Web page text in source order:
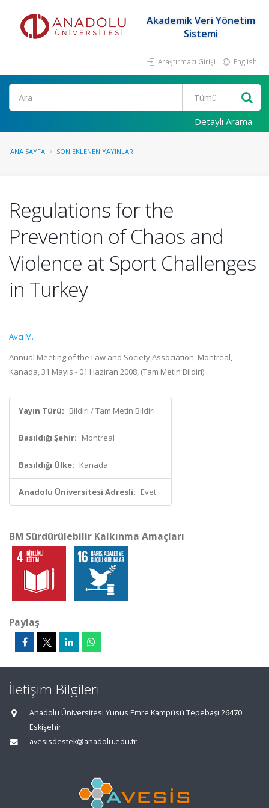
Akademik Veri Yönetim
Sistemi
Araştırmacı Girişi English
Ara
Detaylı Arama
ANA SAYFA SON EKLENEN YAYINLAR
Regulations for the
Prevention of Chaos and
Violence at Sport Challenges
in Turkey
Avcı M.
Annual Meeting of the Law and Society Association, Montreal,
Kanada, 31 Mayıs - 01 Haziran 2008, (Tam Metin Bildiri)
Yayın Türü: Bildiri / Tam Metin Bildiri
Basıldığı Şehir: Montreal
Basıldığı Ülke: Kanada
Anadolu Üniversitesi Adresli: Evet
BM Sürdürülebilir Kalkınma Amaçları
Paylaş
İletişim Bilgileri
Anadolu Üniversitesi Yunus Emre Kampüsü Tepebaşı 26470
Eskişehir
avesisdestek@anadolu.edu.tr